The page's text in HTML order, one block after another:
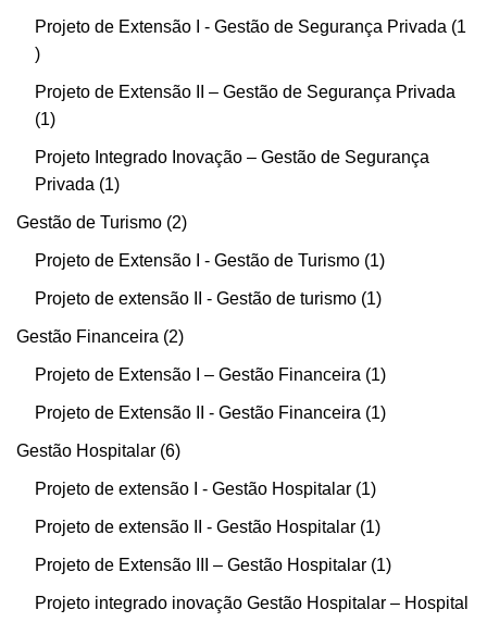
Projeto de Extensão I - Gestão de Segurança Privada 1
Projeto de Extensão II – Gestão de Segurança Privada
1
Projeto Integrado Inovação – Gestão de Segurança
Privada
1
Gestão de Turismo 2
Projeto de Extensão I - Gestão de Turismo 1
Projeto de extensão II - Gestão de turismo 1
Gestão Financeira 2
Projeto de Extensão I – Gestão Financeira 1
Projeto de Extensão II - Gestão Financeira 1
Gestão Hospitalar 6
Projeto de extensão I - Gestão Hospitalar 1
Projeto de extensão II - Gestão Hospitalar 1
Projeto de Extensão III – Gestão Hospitalar 1
Projeto integrado inovação Gestão Hospitalar – Hospital